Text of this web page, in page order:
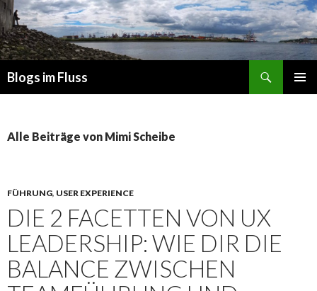
Blogs im Fluss
Alle Beiträge von Mimi Scheibe
FÜHRUNG, USER EXPERIENCE
DIE 2 FACETTEN VON UX
LEADERSHIP: WIE DIR DIE
BALANCE ZWISCHEN